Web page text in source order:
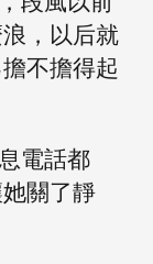
，以后就
不擔得起
電話都
關了靜